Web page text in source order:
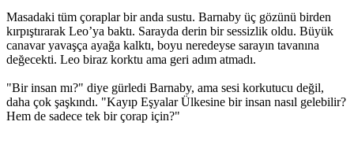
Masadaki tüm çoraplar bir anda sustu. Barnaby üç gözünü birden
kırpıştırarak Leo’ya baktı. Sarayda derin bir sessizlik oldu. Büyük
canavar yavaşça ayağa kalktı, boyu neredeyse sarayın tavanına
değecekti. Leo biraz korktu ama geri adım atmadı.
"Bir insan mı?" diye gürledi Barnaby, ama sesi korkutucu değil,
daha çok şaşkındı. "Kayıp Eşyalar Ülkesine bir insan nasıl gelebilir?
Hem de sadece tek bir çorap için?"